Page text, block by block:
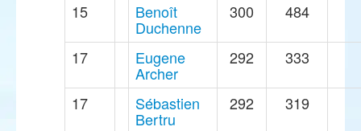
15 Benoît
Duchenne
300 484
17 Eugene
Archer
292 333
17 Sébastien
Bertru
292 319